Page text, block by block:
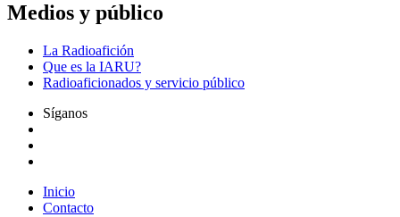
Medios y público
La Radioafición
Que es la IARU?
Radioaficionados y servicio público
Síganos
Inicio
Contacto